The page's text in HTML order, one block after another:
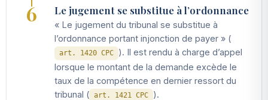
6 Le jugement se substitue à l’ordonnance
« Le jugement du tribunal se substitue à
l’ordonnance portant injonction de payer » (
art. 1420 CPC
). Il est rendu à charge d’appel
lorsque le montant de la demande excède le
taux de la compétence en dernier ressort du
tribunal ( art. 1421 CPC ).